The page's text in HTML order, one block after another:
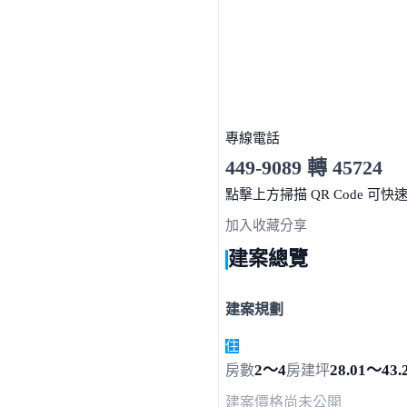
專線電話
449-9089 轉 45724
服務時間 10:00～19:00
點擊上方掃描 QR Code 可快
加入收藏分享
建案總覽
建案規劃
住
房數2～4房建坪28.01～
建案價格尚未公開